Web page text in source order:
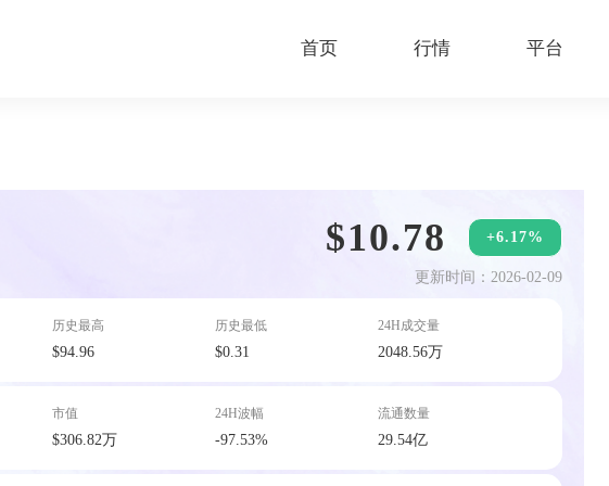
首页 行情 平台
$10.78 +6.17%
更新时间：2026-02-09
历史最高
$94.96
历史最低
$0.31
24H成交量
2048.56万
市值
$306.82万
24H波幅
-97.53%
流通数量
29.54亿